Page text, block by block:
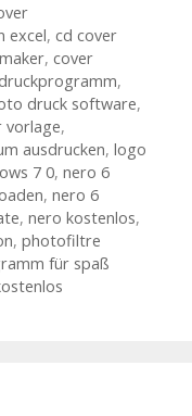
excel, cd cover
, cover
,
druck software,
vorlage,
ausdrucken, logo
7 0, nero 6
, nero 6
, nero kostenlos,
, photofiltre
für spaß